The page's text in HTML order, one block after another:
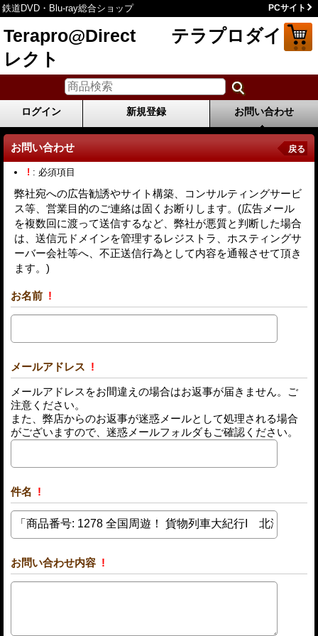
鉄道DVD・Blu-ray総合ショップ PCサイト
Terapro@Direct テラプロダイ
レクト
ログイン 新規登録 お問い合わせ
お問い合わせ 戻る
! : 必須項目
弊社宛への広告勧誘やサイト構築、コンサルティングサービ
ス等、営業目的のご連絡は固くお断りします。(広告メール
を複数回に渡って送信するなど、弊社が悪質と判断した場合
は、送信元ドメインを管理するレジストラ、ホスティングサ
ーバー会社等へ、不正送信行為として内容を通報させて頂き
ます。)
お名前 !
メールアドレス !
メールアドレスをお間違えの場合はお返事が届きません。ご
注意ください。
また、弊店からのお返事が迷惑メールとして処理される場合
がございますので、迷惑メールフォルダもご確認ください。
件名 !
お問い合わせ内容 !